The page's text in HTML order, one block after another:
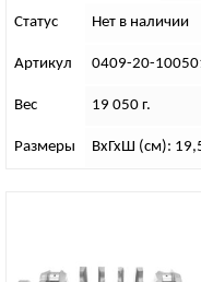
Статус Нет в наличии
Артикул 0409-20-
Вес 19 050 г.
Размеры ВхГхШ (см):